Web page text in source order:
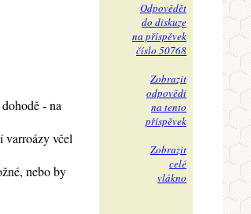
- na
varroázy včel
nebo by
Odpovědět
do diskuze
na příspěvek
číslo 50768
Zobrazit
odpovědi
na tento
příspěvek
Zobrazit
celé
vlákno